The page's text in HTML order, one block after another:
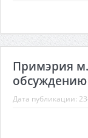
Примэрия
Дата публикации: